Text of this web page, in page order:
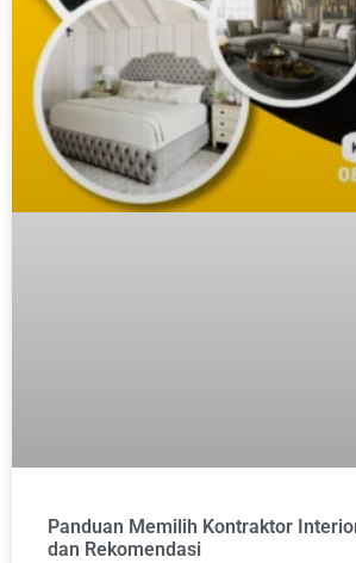
Panduan Memilih Kontraktor
dan Rekomendasi